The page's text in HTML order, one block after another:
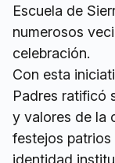
Escuela de
numerosos
celebración.
Con esta
Padres ratificó
y valores de la
festejos
identidad